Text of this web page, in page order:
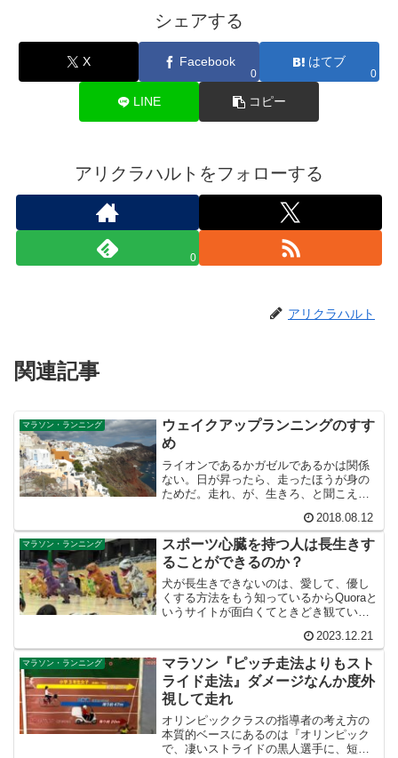
シェアする
X Facebook
0
はてブ
0
LINE コピー
アリクラハルトをフォローする
0
アリクラハルト
関連記事
マラソン・ランニング
ウェイクアップランニングのすす
め
ライオンであるかガゼルであるかは関係
ない。日が昇ったら、走ったほうが身の
ためだ。走れ、が、生きろ、と聞こえて
走らなければならないのか。一緒に走ろ
うといざなうのか。人を走りに誘うの
に、これほど力強い言葉を、私は知りま
せん。
2018.08.12
マラソン・ランニング
スポーツ心臓を持つ人は長生きす
ることができるのか？
犬が長生きできないのは、愛して、優し
くする方法をもう知っているからQuoraと
いうサイトが面白くてときどき観ていま
のですか？」という切ない質問がありま
した。おそらく愛犬に先立たれて悲しむ
人が、やりきれない...
2023.12.21
マラソン・ランニング
マラソン『ピッチ走法よりもスト
ライド走法』ダメージなんか度外
視して走れ
オリンピッククラスの指導者の考え方の
本質的ベースにあるのは『オリンピック
で、凄いストライドの黒人選手に、短脚